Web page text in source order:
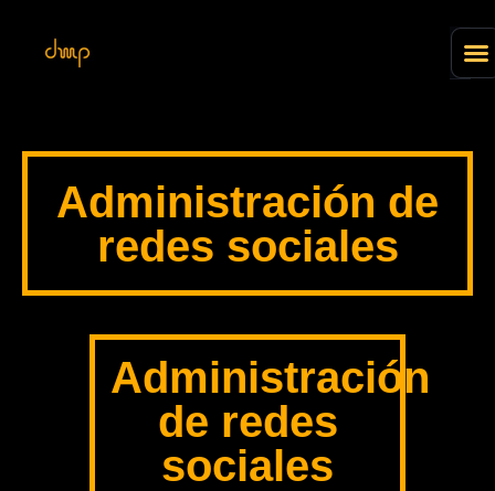
Administración de
redes sociales
Administración
de redes
sociales